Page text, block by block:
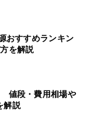
おすすめランキン
を解説
値段・費用相場や
解説